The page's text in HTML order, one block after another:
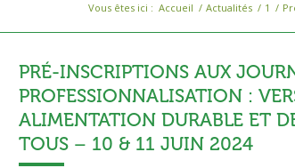
Vous êtes ici : Accueil / Actualités / 1 /
PRÉ-INSCRIPTIONS AUX
PROFESSIONNALISATION :
ALIMENTATION DURABLE ET
TOUS – 10 & 11 JUIN 2024